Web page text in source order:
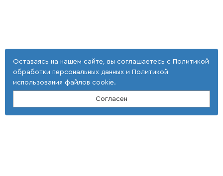
Оставаясь на нашем сайте, вы соглашаетесь с Политикой
обработки персональных данных и Политикой
использования файлов cookie.
Согласен